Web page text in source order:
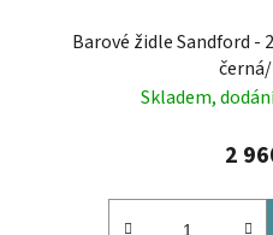
Barové židle Sandford -
Skladem,
2